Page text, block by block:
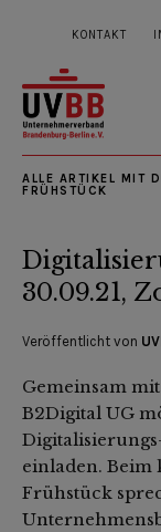
KONTAKT
ALLE ARTIKEL MIT
FRÜHSTÜCK
30.09.21,
Veröffentlicht von
Gemeinsam
B2Digital UG
einladen. Beim
Frühstück